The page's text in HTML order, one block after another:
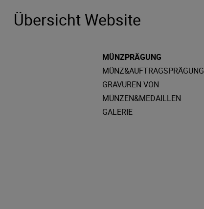
Übersicht Website
MÜNZPRÄGUNG
MÜNZ&AUFTRAGSPRÄGUNG
GRAVUREN VON
MÜNZEN&MEDAILLEN
GALERIE